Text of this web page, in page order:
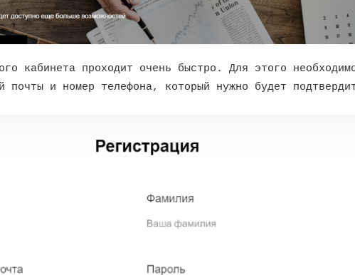
кабинета проходит очень быстро. Для этого
почты и номер телефона, который нужно будет